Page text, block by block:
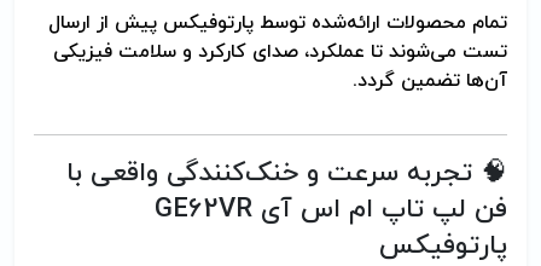
تمام محصولات ارائه‌شده توسط پارتوفیکس پیش از ارسال
تست می‌شوند تا عملکرد، صدای کارکرد و سلامت فیزیکی
آن‌ها تضمین گردد.
🧠 تجربه سرعت و خنک‌کنندگی واقعی با
فن لپ تاپ ام اس آی GE62VR
پارتوفیکس